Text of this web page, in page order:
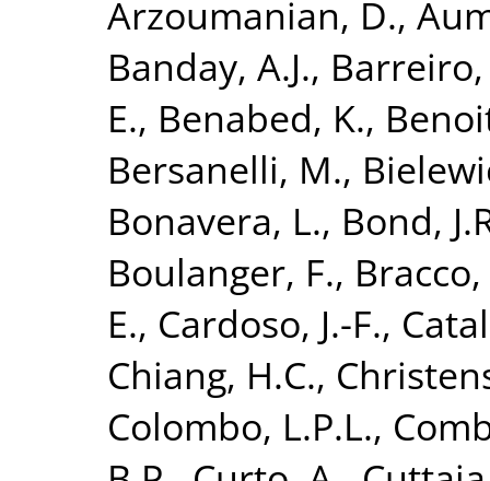
Arzoumanian, D.,
Banday, A.J., Barreiro,
E., Benabed, K.,
Bersanelli, M.,
Bonavera, L., Bond,
Boulanger, F.,
E., Cardoso, J.-F.,
Chiang, H.C.,
Colombo, L.P.L.,